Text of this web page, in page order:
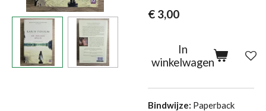
€ 3,00
In
winkelwagen
Bindwijze: Paperback